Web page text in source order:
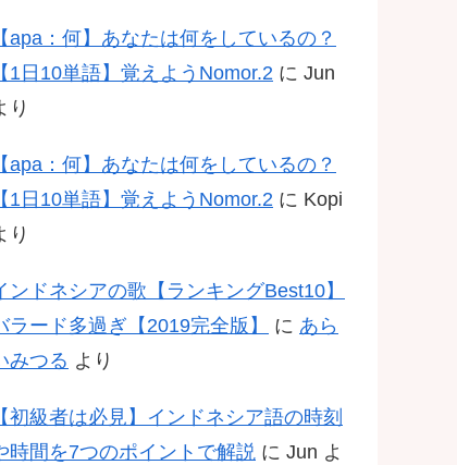
【apa：何】あなたは何をしているの？
【1日10単語】覚えようNomor.2 に Jun
り
【apa：何】あなたは何をしているの？
【1日10単語】覚えようNomor.2 に Kopi
り
ンドネシアの歌【ランキングBest10】
ラード多過ぎ【2019完全版】
に あら
みつる より
【初級者は必見】インドネシア語の時刻
時間を7つのポイントで解説 に Jun よ